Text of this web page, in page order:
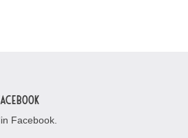
Facebook.